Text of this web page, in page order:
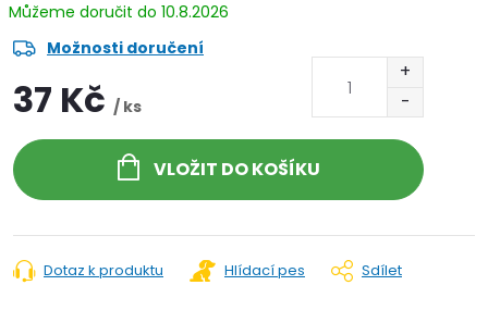
10.8.2026
Možnosti doručení
37 Kč / ks
VLOŽIT DO KOŠÍKU
Dotaz k produktu Hlídací pes Sdílet